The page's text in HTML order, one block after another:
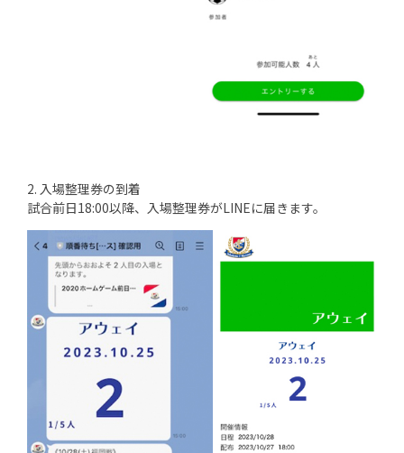
2. 入場整理券の到着
試合前日18:00以降、入場整理券がLINEに届きます。